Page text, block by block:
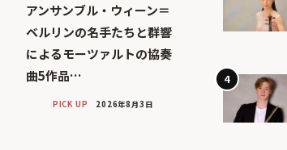
アンサンブル・ウィーン＝
ベルリンの名手たちと群響
によるモーツァルトの協奏
曲5作品…
PICK UP 2026年8月3日